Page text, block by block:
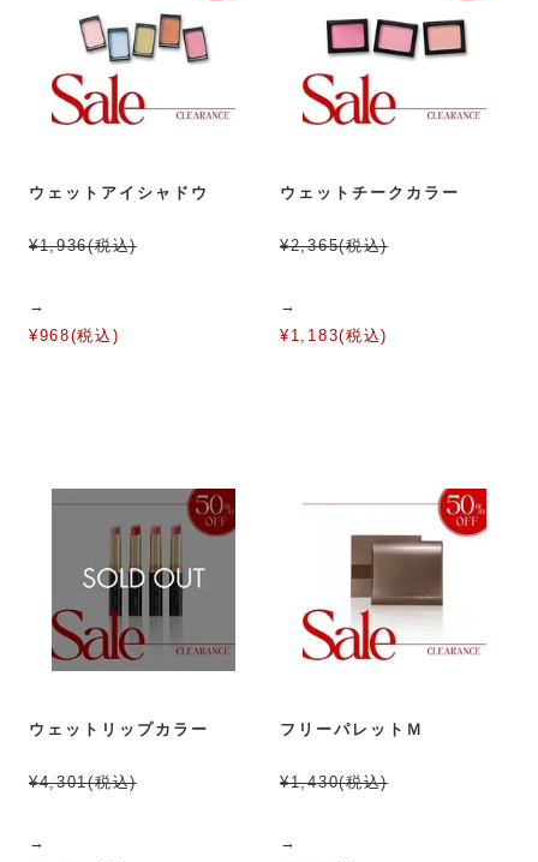
ウェットアイシャドウ
¥1,936(税込)
→
¥968(税込)
ウェットチークカラー
¥2,365(税込)
→
¥1,183(税込)
ウェットリップカラー
¥4,301(税込)
→
フリーパレットＭ
¥1,430(税込)
→